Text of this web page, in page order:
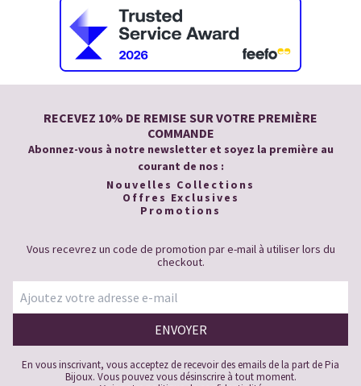
RECEVEZ 10% DE REMISE SUR VOTRE PREMIÈRE
COMMANDE
Abonnez-vous à notre newsletter et soyez la première au
courant de nos :
Nouvelles Collections
Offres Exclusives
Promotions
Vous recevrez un code de promotion par e-mail à utiliser lors du
checkout.
En vous inscrivant, vous acceptez de recevoir des emails de la part de Pia
Bijoux. Vous pouvez vous désinscrire à tout moment.